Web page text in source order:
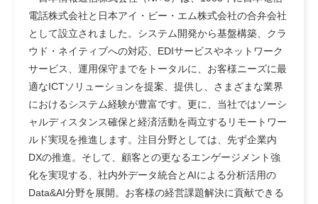
電話株式会社と日本アイ・ビー・エム株式会社の合弁会社
として設立されました。システム開発から基盤構築、クラ
ウド・ネイティブへの対応、EDIサービスやネットワーク
サービス、運用保守までをトータルに、お客様ニーズに最
適なICTソリューションを提案、提供し、さまざまな業界
におけるシステム経験が豊富です。更に、当社ではソーシ
ャルディスタンス確保と経済活動を両立するリモートワー
ルド実現を推進します。注目分野としては、先ず企業内
DXの推進。そして、顧客との更なるエンゲージメント強
化を実現する、社内外データ統合とAIによる分析活用の
Data&AI分野を展開。お客様の経営課題解決に貢献できる